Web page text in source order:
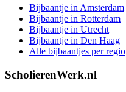
Bijbaantje in Amsterdam
Bijbaantje in Rotterdam
Bijbaantje in Utrecht
Bijbaantje in Den Haag
Alle bijbaantjes per regio
ScholierenWerk.nl